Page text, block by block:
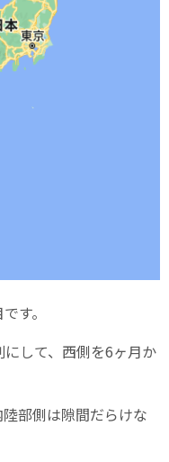
す。
して、西側を6ヶ月か
部側は隙間だらけな